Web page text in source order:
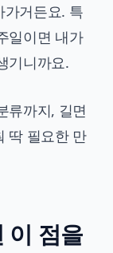
가거든요. 특
일이면 내가
기니까요.
류까지, 길면
딱 필요한 만
이 점을